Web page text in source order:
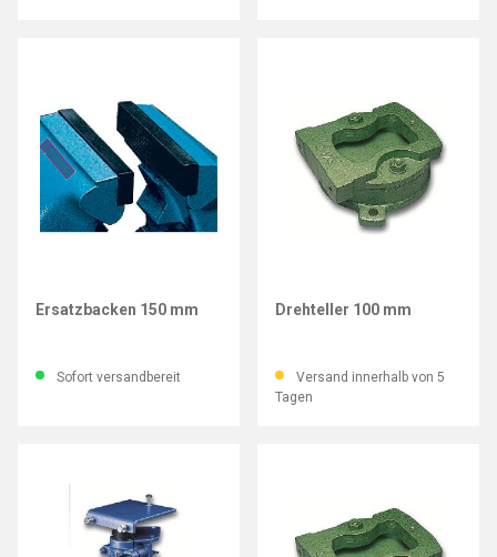
Ersatzbacken 150 mm
Sofort versandbereit
Drehteller 100 mm
Versand innerhalb von 5
Tagen